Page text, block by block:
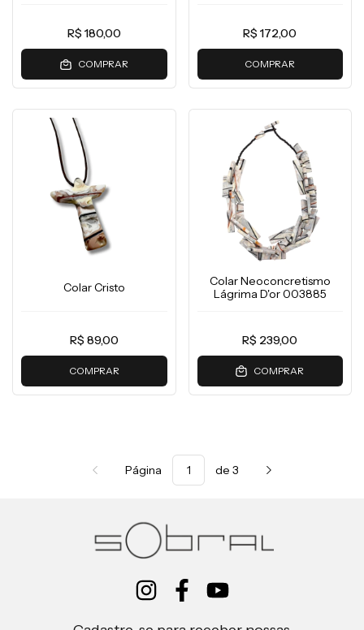
R$ 180,00
COMPRAR
R$ 172,00
COMPRAR
Colar Cristo
R$ 89,00
COMPRAR
Colar Neoconcretismo
Lágrima D'or 003885
R$ 239,00
COMPRAR
Página de 3